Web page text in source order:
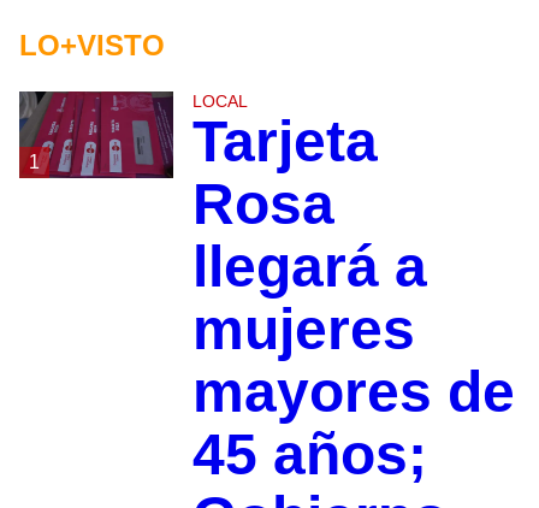
LO+VISTO
1
LOCAL
Tarjeta
Rosa
llegará a
mujeres
mayores de
45 años;